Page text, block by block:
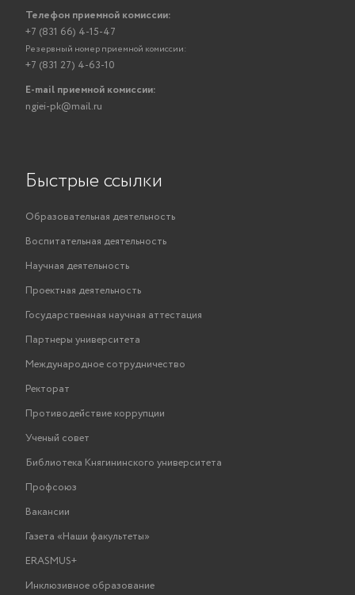
Телефон приемной комиссии:
+7 (831 66) 4-15-47
Резервный номер приемной комиссии:
+7 (831 27) 4-63-10
E-mail приемной комиссии:
ngiei-pk@mail.ru
Быстрые ссылки
Образовательная деятельность
Воспитательная деятельность
Научная деятельность
Проектная деятельность
Государственная научная аттестация
Партнеры университета
Международное сотрудничество
Ректорат
Противодействие коррупции
Ученый совет
Библиотека Княгининского университета
Профсоюз
Вакансии
Газета «Наши факультеты»
ERASMUS+
Инклюзивное образование